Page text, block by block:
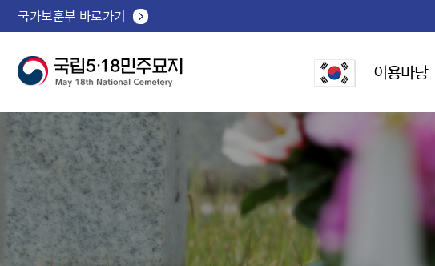
국가보훈부 바로가기
이용마당